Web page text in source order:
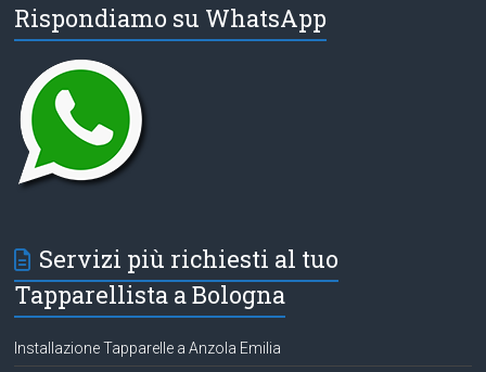
Rispondiamo su WhatsApp
Servizi più richiesti al tuo
Tapparellista a Bologna
Installazione Tapparelle a Anzola Emilia